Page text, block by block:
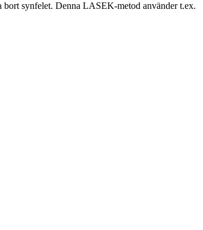
synfelet. Denna LASEK-metod använder t.ex.